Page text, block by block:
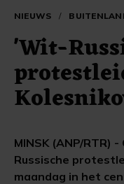
NIEUWS /
'Wit-
MINSK (ANP/RTR)
Russische
maandag in het